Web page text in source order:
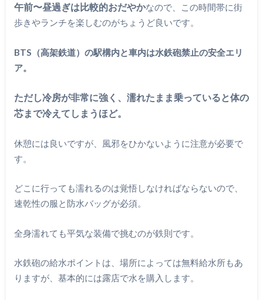
午前〜昼過ぎは比較的おだやかなので、この時間帯に街
歩きやランチを楽しむのがちょうど良いです。
BTS（高架鉄道）の駅構内と車内は水鉄砲禁止の安全エリ
ア。
ただし冷房が非常に強く、濡れたまま乗っていると体の
芯まで冷えてしまうほど。
休憩には良いですが、風邪をひかないように注意が必要で
す。
どこに行っても濡れるのは覚悟しなければならないので、
速乾性の服と防水バッグが必須。
全身濡れても平気な装備で挑むのが鉄則です。
水鉄砲の給水ポイントは、場所によっては無料給水所もあ
りますが、基本的には露店で水を購入します。